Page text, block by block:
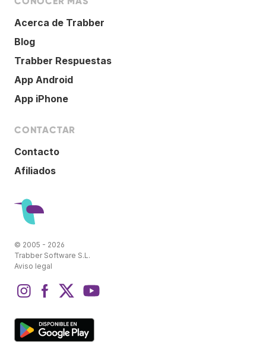
Acerca de Trabber
Blog
Trabber Respuestas
App Android
App iPhone
CONTACTAR
Contacto
Afiliados
© 2005 - 2026
Trabber Software S.L.
Aviso legal